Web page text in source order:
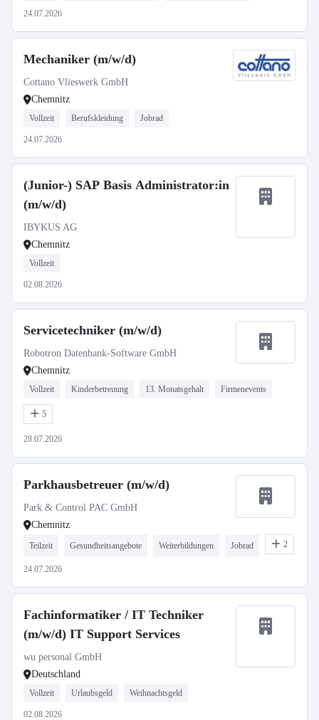
24.07.2026
Mechaniker (m/w/d)
Cottano Vlieswerk GmbH
Chemnitz
Vollzeit Berufskleidung Jobrad
24.07.2026
(Junior-) SAP Basis Administrator:in
(m/w/d)
IBYKUS AG
Chemnitz
Vollzeit
02.08.2026
Servicetechniker (m/w/d)
Robotron Datenbank-Software GmbH
Chemnitz
Vollzeit Kinderbetreuung 13. Monatsgehalt Firmenevents
5
28.07.2026
Parkhausbetreuer (m/w/d)
Park & Control PAC GmbH
Chemnitz
Teilzeit Gesundheitsangebote Weiterbildungen Jobrad 2
24.07.2026
Fachinformatiker / IT Techniker
(m/w/d) IT Support Services
wu personal GmbH
Deutschland
Vollzeit Urlaubsgeld Weihnachtsgeld
02.08.2026